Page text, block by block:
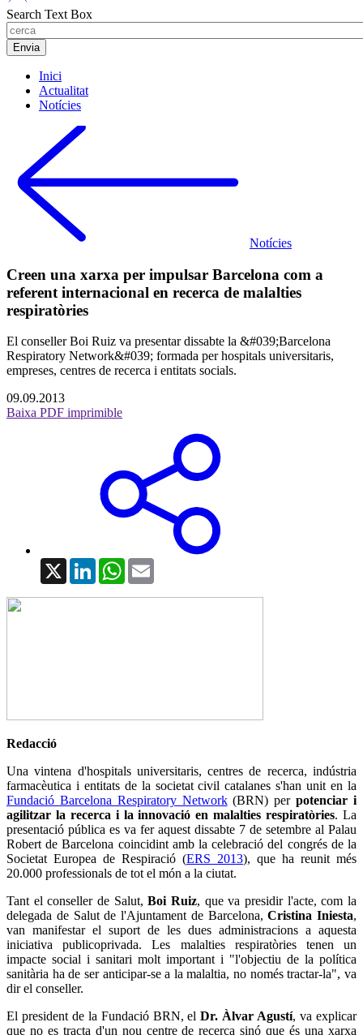
Search Text Box
Inici
Actualitat
Notícies
Notícies
Creen una xarxa per impulsar Barcelona com a
referent internacional en recerca de malalties
respiratòries
El conseller Boi Ruiz va presentar dissabte la &#039;Barcelona
Respiratory Network&#039; formada per hospitals universitaris,
empreses, centres de recerca i entitats socials.
09.09.2013
Baixa PDF imprimible
X LinkedInWhatsApp
Redacció
Una vintena d'hospitals universitaris, centres de recerca, indústria
farmacèutica i entitats de la societat civil catalanes s'han unit en la
Fundació Barcelona Respiratory Network(BRN) perpotenciar i
agilitzar la recerca i la innovació en malalties respiratòries. La
presentació pública es va fer aquest dissabte 7 de setembre al Palau
Robert de Barcelona coincidint amb la celebració del congrés de la
Societat Europea de Respiració (ERS 2013), que ha reunit més
20.000 professionals de tot el món a la ciutat.
Tant el conseller de Salut,Boi Ruiz, que va presidir l'acte, com la
delegada de Salut de l'Ajuntament de Barcelona,Cristina Iniesta,
van manifestar el suport de les dues administracions a aquesta
iniciativa publicoprivada. Les malalties respiratòries tenen un
impacte social i sanitari molt important i "l'objectiu de la política
sanitària ha de ser anticipar-se a la malaltia, no només tractar-la", va
dir el conseller.
El president de la Fundació BRN, elDr. Àlvar Agustí, va explicar
que no es tracta d'un nou centre de recerca sinó que és una xarxa